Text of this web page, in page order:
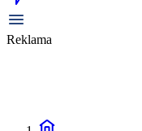
Reklama